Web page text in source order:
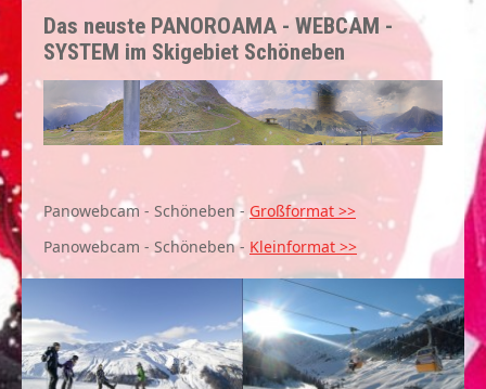
Das neuste PANOROAMA - WEBCAM -
SYSTEM im Skigebiet Schöneben
Panowebcam - Schöneben -Großformat >>
Panowebcam - Schöneben - Kleinformat >>